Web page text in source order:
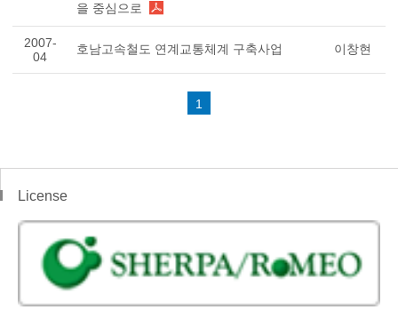
을 중심으로
2007-
04
호남고속철도 연계교통체계 구축사업 이창현
1
License